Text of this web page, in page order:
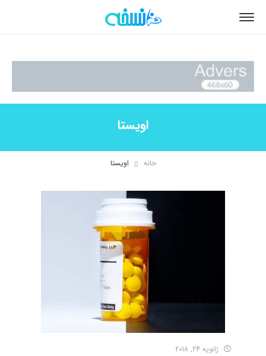
اویستا
خانه اویستا
ژانویه 24, 2018